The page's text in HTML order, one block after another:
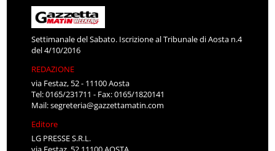
Settimanale del Sabato. Iscrizione al Tribunale di Aosta n.4
del 4/10/2016
REDAZIONE
via Festaz, 52 - 11100 Aosta
Tel: 0165/231711 - Fax: 0165/1820141
Mail:segreteria@gazzettamatin.com
Editore
LG PRESSE S.R.L.